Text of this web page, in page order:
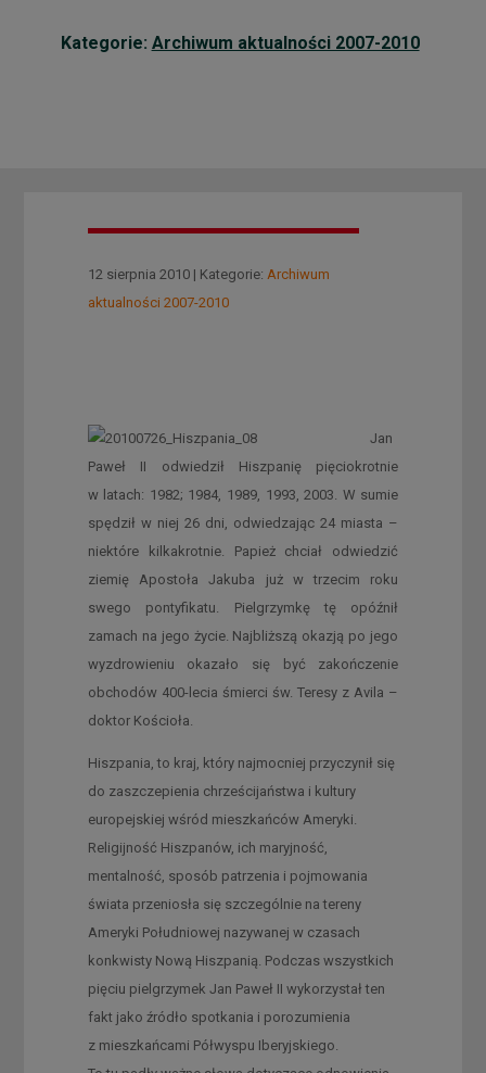
Kategorie: Archiwum aktualności 2007-2010
12 sierpnia 2010 | Kategorie: Archiwum
aktualności 2007-2010
Jan
Paweł II odwiedził Hiszpanię pięciokrotnie
w latach: 1982; 1984, 1989, 1993, 2003. W sumie
spędził w niej 26 dni, odwiedzając 24 miasta –
niektóre kilkakrotnie. Papież chciał odwiedzić
ziemię Apostoła Jakuba już w trzecim roku
swego pontyfikatu. Pielgrzymkę tę opóźnił
zamach na jego życie. Najbliższą okazją po jego
wyzdrowieniu okazało się być zakończenie
obchodów 400-lecia śmierci św. Teresy z Avila –
doktor Kościoła.
Hiszpania, to kraj, który najmocniej przyczynił się
do zaszczepienia chrześcijaństwa i kultury
europejskiej wśród mieszkańców Ameryki.
Religijność Hiszpanów, ich maryjność,
mentalność, sposób patrzenia i pojmowania
świata przeniosła się szczególnie na tereny
Ameryki Południowej nazywanej w czasach
konkwisty Nową Hiszpanią. Podczas wszystkich
pięciu pielgrzymek Jan Paweł II wykorzystał ten
fakt jako źródło spotkania i porozumienia
z mieszkańcami Półwyspu Iberyjskiego.